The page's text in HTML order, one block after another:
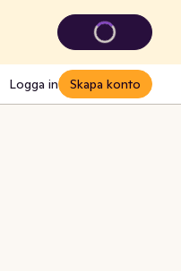
Logga in Skapa konto